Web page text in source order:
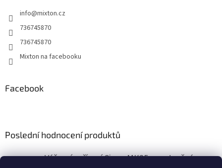
info@mixton.cz
736745870
736745870
Mixton na facebooku
Facebook
Poslední hodnocení produktů
Výčepní zařízení Sinop MK25 s vestavěným vzduchovým kompresorem